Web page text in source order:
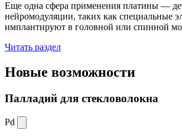
Еще одна сфера применения платины —
нейромодуляции, таких как специальные
имплантируют в головной или спинной
Читать раздел
Новые возможности
Палладий для стекловолокна
Pd